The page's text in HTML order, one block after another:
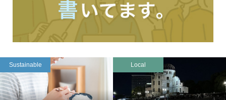
Sustainable Local